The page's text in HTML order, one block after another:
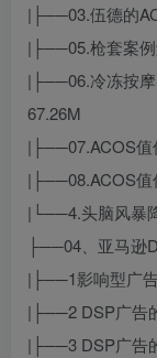
|├──03.伍德的
|├──05.枪套案例
|├──06.冷冻按
67.26M
|├──07.ACOS值
|├──08.ACOS值
|└──4.头脑风暴
├──04、亚马逊
|├──1影响型广
|├──2 DSP广告
|├──3 DSP广告